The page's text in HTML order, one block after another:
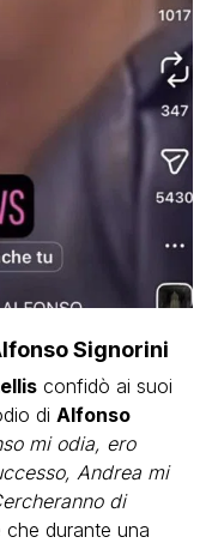
Signorini
confidò ai suoi
di Alfonso
mi odia, ero
Andrea mi
di
che durante una